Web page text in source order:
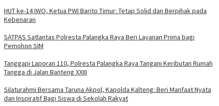
HUT ke-14 IWO, Ketua PWI Barito Timur: Tetap Solid dan Berpihak pada
Kebenaran
SATPAS Satlantas Polresta Palangka Raya Beri Layanan Prima bagi
Pemohon SIM
Tanggapi Laporan 110, Polresta Palangka Raya Tangani Keributan Rumah
Tangga di Jalan Banteng XXIII
Silaturahmi Bersama Taruna Akpol, Kapolda Kalteng: Beri Manfaat Nyata
dan Inspiratif Bagi Siswa di Sekolah Rakyat